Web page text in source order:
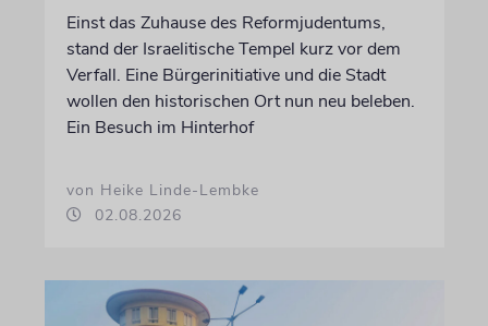
Einst das Zuhause des Reformjudentums,
stand der Israelitische Tempel kurz vor dem
Verfall. Eine Bürgerinitiative und die Stadt
wollen den historischen Ort nun neu beleben.
Ein Besuch im Hinterhof
von Heike Linde-Lembke
02.08.2026